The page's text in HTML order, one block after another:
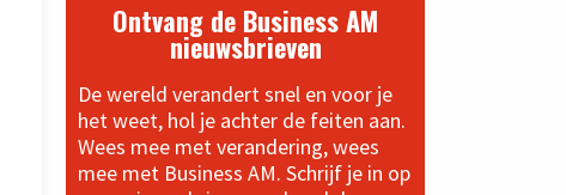
Ontvang de Business AM
nieuwsbrieven
De wereld verandert snel en voor je
het weet, hol je achter de feiten aan.
Wees mee met verandering, wees
mee met Business AM. Schrijf je in op